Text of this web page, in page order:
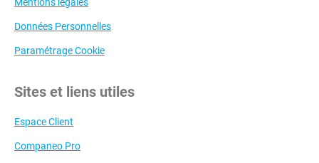
Données Personnelles
Paramétrage Cookie
Sites et liens utiles
Espace Client
Companeo Pro